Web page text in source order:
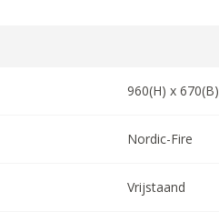
960(H) x670
Nordic-Fire
Vrijstaand